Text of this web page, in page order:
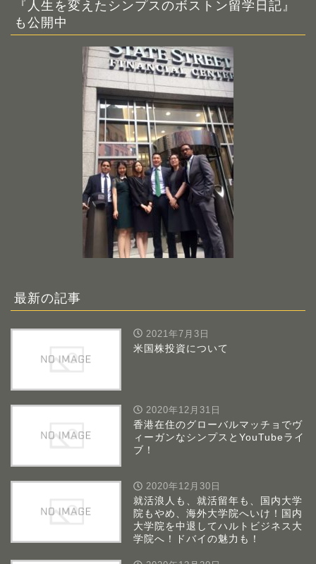
『人生を変えたシンプスのボストン留学日記』
も公開中
最新の記事
2021年7月3日
米国株投資について
2020年12月31日
香港在住のグローバルマッチョでヴ
ィーガンなシンプスとYouTubeライ
ブ！
2020年12月30日
就活浪人も、就活留年も、国内大学
院もやめ、海外大学院へいけ！国内
大学院を中退してハルトビジネス大
学院へ！ドバイの魅力も！